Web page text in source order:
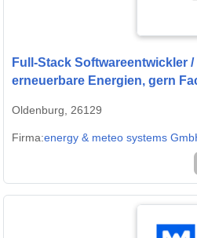
Full-Stack Softwareentwickler
erneuerbare Energien, gern
Oldenburg, 26129
Firma:energy & meteo systems